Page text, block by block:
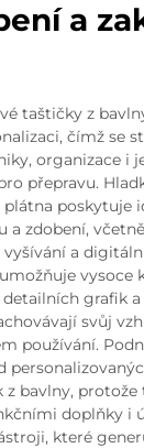
a
taštičky z
čímž se
organizace i
přepravu.
poskytuje
a zdobení,
vyšívání a
vysoce
grafik
svůj
používání.
z bavlny,
doplňky i
které